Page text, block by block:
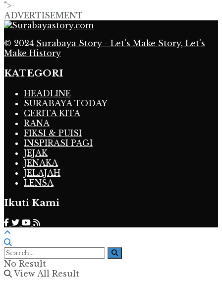
">
ADVERTISEMENT
© 2024 Surabaya Story - Let's Make Story, Let's
Make History
KATEGORI
HEADLINE
SURABAYA TODAY
CERITA KITA
RANA
FIKSI & PUISI
INSPIRASI PAGI
JEJAK
JENAKA
JELAJAH
LENSA
Ikuti Kami
No Result
View All Result